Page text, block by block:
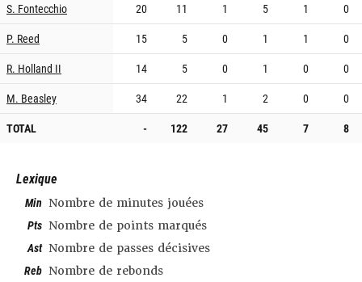
S. Fontecchio
20 11 1 5 1
0
P. Reed
15 5 0 1 1
0
R. Holland II
14 5 0 1 0
0
M. Beasley
34 22 1 2 0
0
TOTAL
- 122 27 45 7 8
Lexique
Min Nombre de minutes jouées
Pts Nombre de points marqués
Ast Nombre de passes décisives
Reb Nombre de rebonds